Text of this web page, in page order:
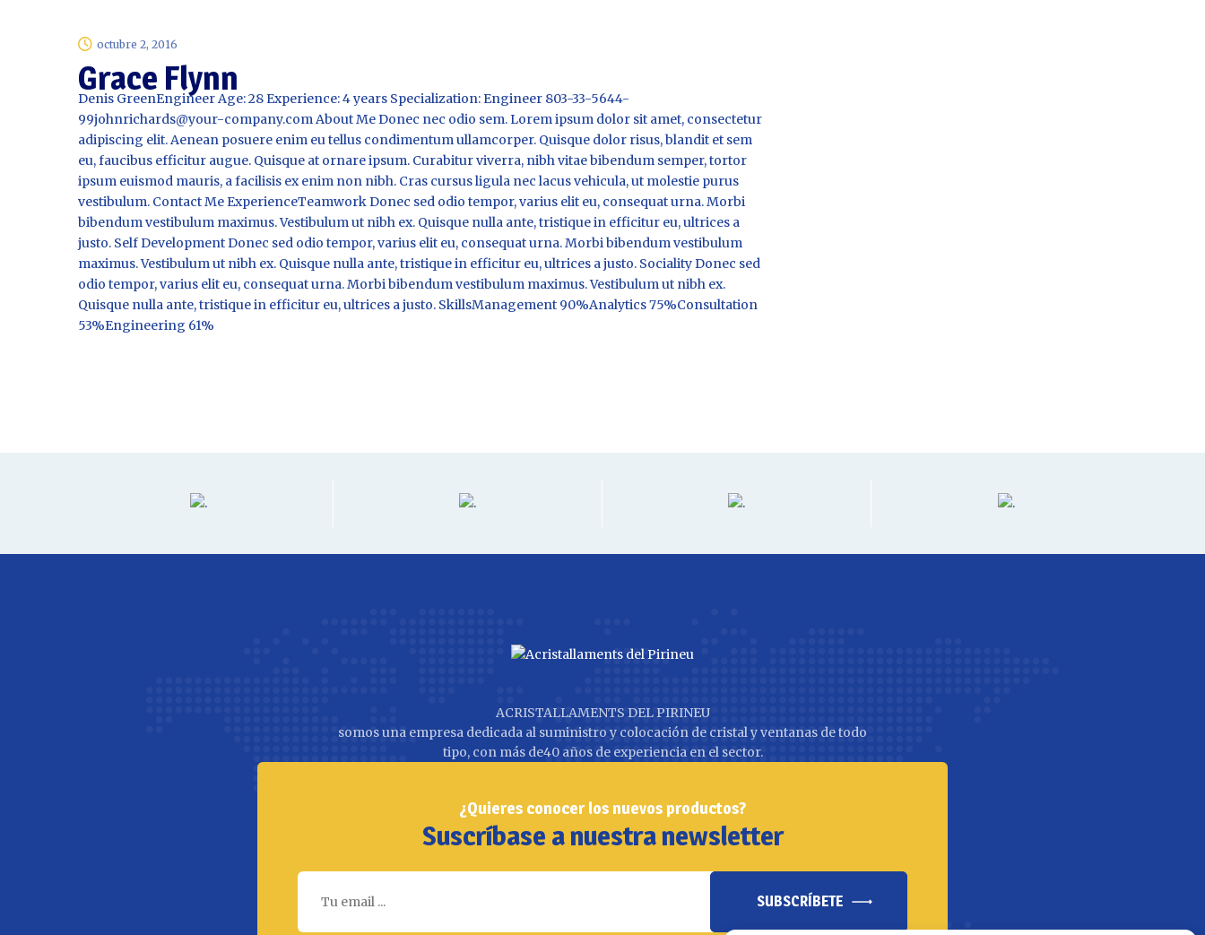
octubre 2, 2016
Grace Flynn
Denis GreenEngineer Age: 28 Experience: 4 years Specialization: Engineer 803-33-5644-
99johnrichards@your-company.com About Me Donec nec odio sem. Lorem ipsum dolor sit amet, consectetur
adipiscing elit. Aenean posuere enim eu tellus condimentum ullamcorper. Quisque dolor risus, blandit et sem
eu, faucibus efficitur augue. Quisque at ornare ipsum. Curabitur viverra, nibh vitae bibendum semper, tortor
ipsum euismod mauris, a facilisis ex enim non nibh. Cras cursus ligula nec lacus vehicula, ut molestie purus
vestibulum. Contact Me ExperienceTeamwork Donec sed odio tempor, varius elit eu, consequat urna. Morbi
bibendum vestibulum maximus. Vestibulum ut nibh ex. Quisque nulla ante, tristique in efficitur eu, ultrices a
justo. Self Development Donec sed odio tempor, varius elit eu, consequat urna. Morbi bibendum vestibulum
maximus. Vestibulum ut nibh ex. Quisque nulla ante, tristique in efficitur eu, ultrices a justo. Sociality Donec sed
odio tempor, varius elit eu, consequat urna. Morbi bibendum vestibulum maximus. Vestibulum ut nibh ex.
Quisque nulla ante, tristique in efficitur eu, ultrices a justo. SkillsManagement 90%Analytics 75%Consultation
53%Engineering 61%
ACRISTALLAMENTS DEL PIRINEU
somos una empresa dedicada al suministro y colocación de cristal y ventanas de todo
tipo, con más de40 años de experiencia en el sector.
¿Quieres conocer los nuevos productos?
Suscríbase a nuestra newsletter
SUBSCRÍBETE